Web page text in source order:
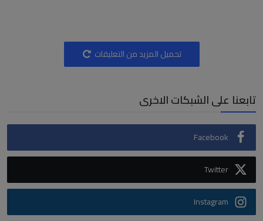
تحميل المزيد من التعليقات
تابعنا على الشبكات الاخرى
Facebook
Twitter
Instagram